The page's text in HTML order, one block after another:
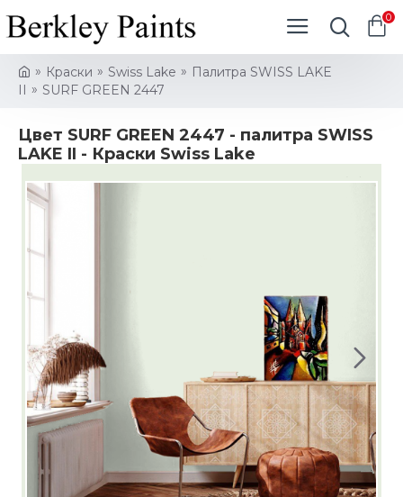
0
Краски Swiss Lake
Палитра SWISS LAKE
II
SURF GREEN 2447
Цвет SURF GREEN 2447 - палитра SWISS
LAKE II - Краски Swiss Lake